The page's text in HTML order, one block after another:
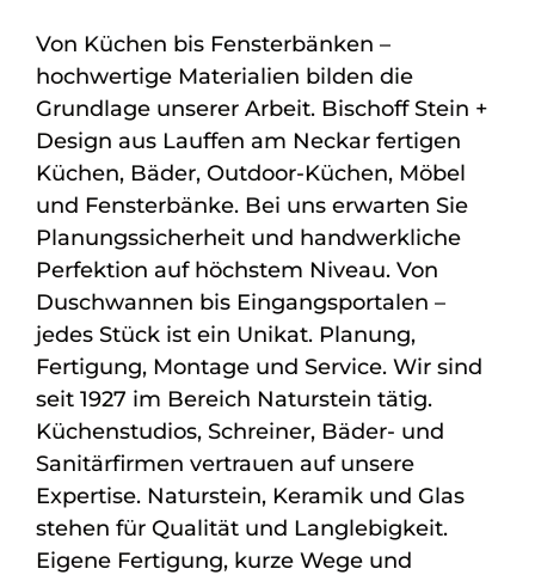
Von Küchen bis Fensterbänken –
hochwertige Materialien bilden die
Grundlage unserer Arbeit. Bischoff Stein +
Design aus Lauffen am Neckar fertigen
Küchen, Bäder, Outdoor-Küchen, Möbel
und Fensterbänke. Bei uns erwarten Sie
Planungssicherheit und handwerkliche
Perfektion auf höchstem Niveau. Von
Duschwannen bis Eingangsportalen –
jedes Stück ist ein Unikat. Planung,
Fertigung, Montage und Service. Wir sind
seit 1927 im Bereich Naturstein tätig.
Küchenstudios, Schreiner, Bäder- und
Sanitärfirmen vertrauen auf unsere
Expertise. Naturstein, Keramik und Glas
stehen für Qualität und Langlebigkeit.
Eigene Fertigung, kurze Wege und